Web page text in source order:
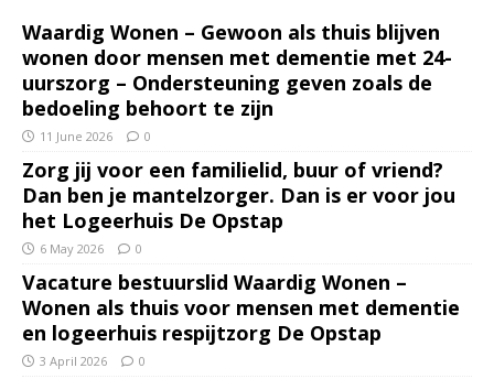
Waardig Wonen – Gewoon als thuis blijven
wonen door mensen met dementie met 24-
uurszorg – Ondersteuning geven zoals de
bedoeling behoort te zijn
11 June 2026 0
Zorg jij voor een familielid, buur of vriend?
Dan ben je mantelzorger. Dan is er voor jou
het Logeerhuis De Opstap
6 May 2026 0
Vacature bestuurslid Waardig Wonen –
Wonen als thuis voor mensen met dementie
en logeerhuis respijtzorg De Opstap
3 April 2026 0